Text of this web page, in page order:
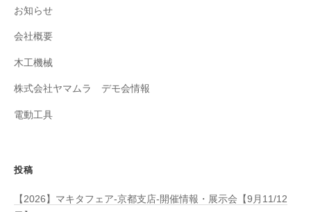
お知らせ
会社概要
木工機械
株式会社ヤマムラ デモ会情報
電動工具
投稿
【2026】マキタフェア-京都支店-開催情報・展示会【9月11/12